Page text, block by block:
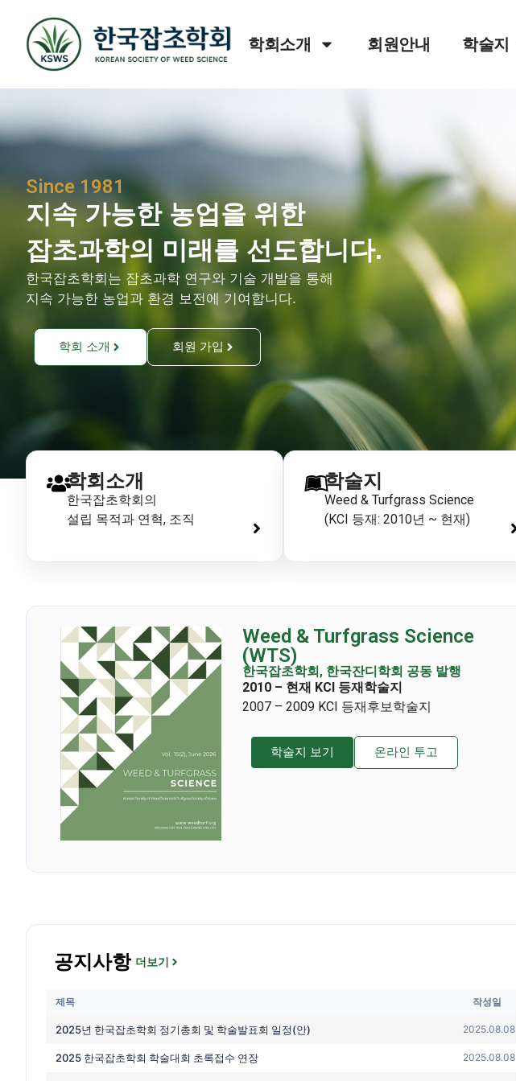
학회소개 회원안내 학술지
Since 1981
지속 가능한 농업을 위한
잡초과학의 미래를 선도합니다.
한국잡초학회는 잡초과학 연구와 기술 개발을 통해
지속 가능한 농업과 환경 보전에 기여합니다.
학회 소개 회원 가입
학회소개
한국잡초학회의
설립 목적과 연혁, 조직
학술지
Weed & Turfgrass Science
(KCI 등재: 2010년 ~ 현재)
Weed & Turfgrass Science
(WTS)
한국잡초학회, 한국잔디학회 공동 발행
2010 – 현재 KCI 등재학술지
2007 – 2009 KCI 등재후보학술지
학술지 보기 온라인 투고
공지사항 더보기
제목 작성일
2025년 한국잡초학회 정기총회 및 학술발표회 일정(안) 2025.08.08
2025 한국잡초학회 학술대회 초록접수 연장 2025.08.08